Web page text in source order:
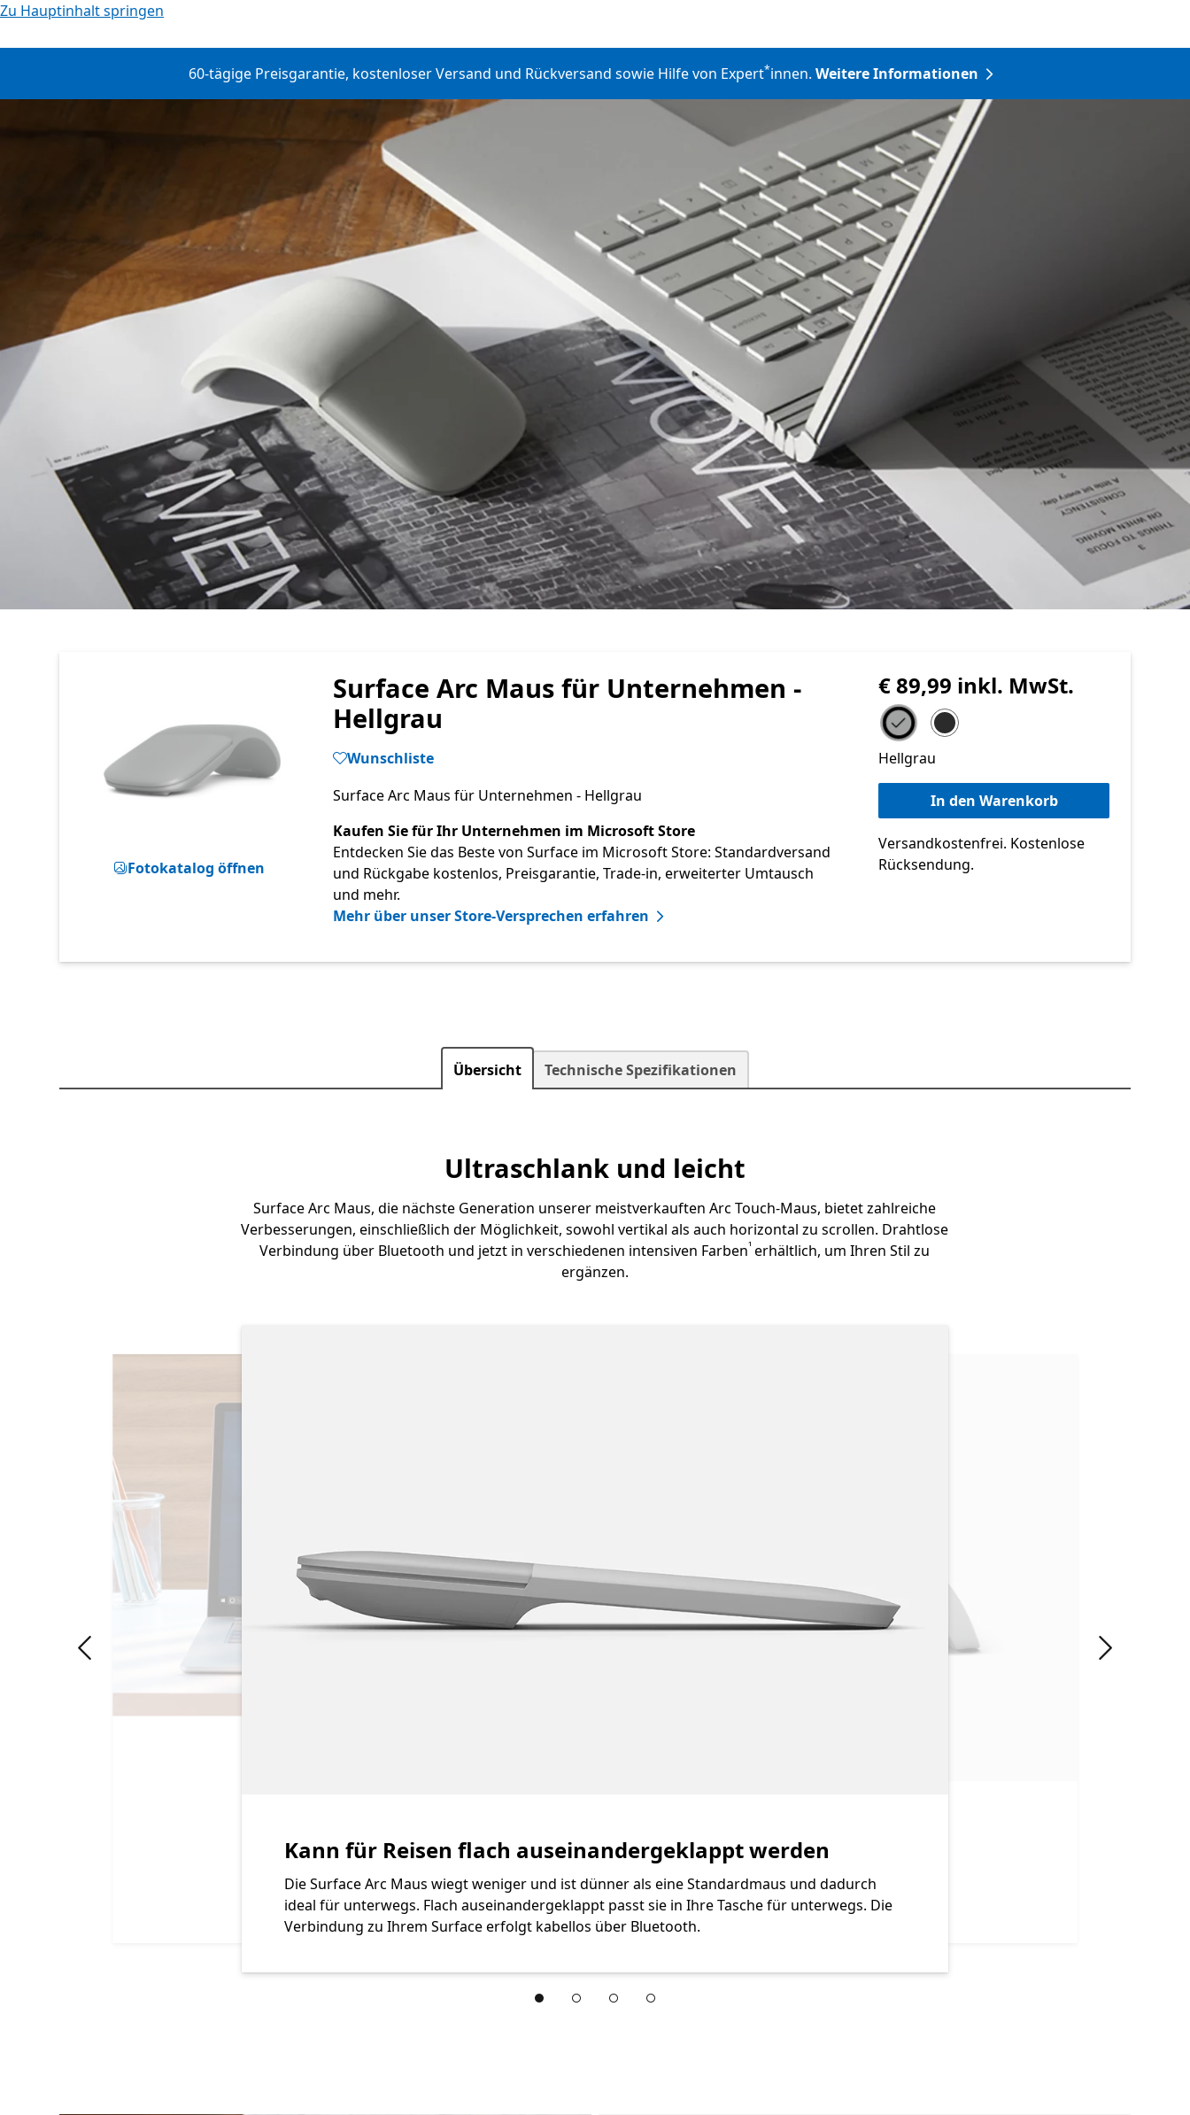
Zu Hauptinhalt springen
60-tägige Preisgarantie, kostenloser Versand und Rückversand sowie Hilfe von Expert*innen. Weitere Informationen
Fotokatalog öffnen
Surface Arc Maus für Unternehmen -
Hellgrau
Wunschliste
Surface Arc Maus für Unternehmen - Hellgrau
Kaufen Sie für Ihr Unternehmen im Microsoft Store
Entdecken Sie das Beste von Surface im Microsoft Store: Standardversand
und Rückgabe kostenlos, Preisgarantie, Trade-in, erweiterter Umtausch
und mehr.
Mehr über unser Store-Versprechen erfahren
€ 89,99 inkl. MwSt.
Wählen Sie Ihre Farbe
Hellgrau
In den Warenkorb
Versandkostenfrei. Kostenlose
Rücksendung.
Übersicht Technische Spezifikationen
Ultraschlank und leicht
Surface Arc Maus, die nächste Generation unserer meistverkauften Arc Touch-Maus, bietet zahlreiche
Verbesserungen, einschließlich der Möglichkeit, sowohl vertikal als auch horizontal zu scrollen. Drahtlose
Verbindung über Bluetooth und jetzt in verschiedenen intensiven Farben
Footnote
¹ erhältlich, um Ihren Stil zu
ergänzen.
"Vorherige Folie"
Kann für Reisen flach auseinandergeklappt werden
Die Surface Arc Maus wiegt weniger und ist dünner als eine Standardmaus und dadurch
ideal für unterwegs. Flach auseinandergeklappt passt sie in Ihre Tasche für unterwegs. Die
Verbindung zu Ihrem Surface erfolgt kabellos über Bluetooth.